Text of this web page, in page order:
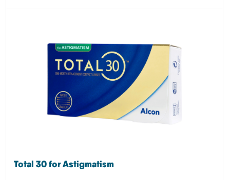
Total 30 for Astigmatism